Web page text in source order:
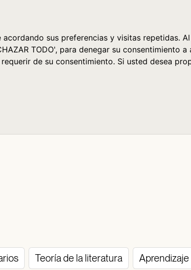
sus preferencias y visitas repetidas. Al
TODO', para denegar su consentimiento
de su consentimiento. Si usted desea
Teoría de la literatura